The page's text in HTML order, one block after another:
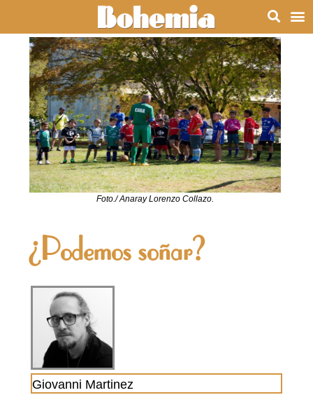
Foto./ Anaray Lorenzo Collazo.
¿Podemos soñar?
Giovanni Martinez